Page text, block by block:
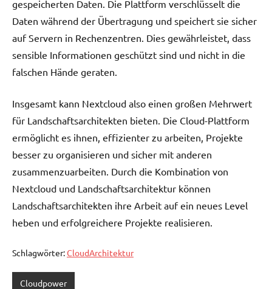
gespeicherten Daten. Die Plattform verschlüsselt die
Daten während der Übertragung und speichert sie sicher
auf Servern in Rechenzentren. Dies gewährleistet, dass
sensible Informationen geschützt sind und nicht in die
falschen Hände geraten.
Insgesamt kann Nextcloud also einen großen Mehrwert
für Landschaftsarchitekten bieten. Die Cloud-Plattform
ermöglicht es ihnen, effizienter zu arbeiten, Projekte
besser zu organisieren und sicher mit anderen
zusammenzuarbeiten. Durch die Kombination von
Nextcloud und Landschaftsarchitektur können
Landschaftsarchitekten ihre Arbeit auf ein neues Level
heben und erfolgreichere Projekte realisieren.
Schlagwörter:CloudArchitektur
Cloudpower